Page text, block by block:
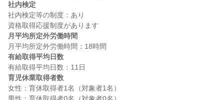
社内検定
社内検定等の制度：あり
月平均所定外労働時間
有給取得平均日数
育児休業取得者数
女性：育休取得者1名（対象者1名）